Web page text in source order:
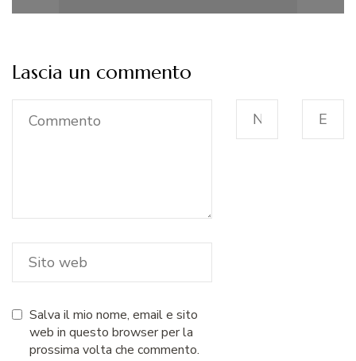
Lascia un commento
Salva il mio nome, email e sito
web in questo browser per la
prossima volta che commento.